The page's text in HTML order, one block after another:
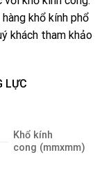
khổ kính phổ
khách tham khảo
LỰC
Khổ kính
cong (mmxmm)